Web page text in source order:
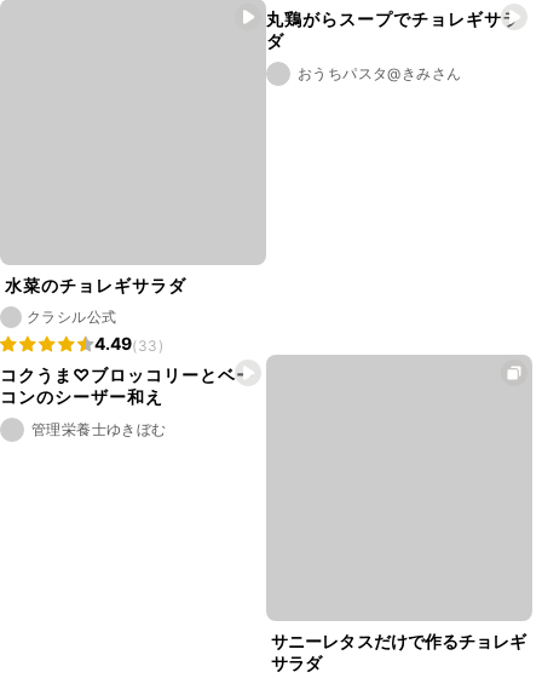
水菜のチョレギサラダ
クラシル公式
4.49(33)
丸鶏がらスープでチョレギサラ
ダ
おうちパスタ@きみさん
コクうま♡ブロッコリーとベー
コンのシーザー和え
管理栄養士ゆきぼむ
サニーレタスだけで作るチョレギ
サラダ